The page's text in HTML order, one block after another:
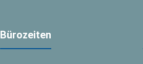
Bürozeiten